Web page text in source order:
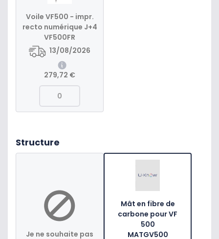
Voile VF500 - impr.
recto numérique J+4
VF500FR
13/08/2026
279,72 €
Structure
Je ne souhaite pas
Mât en fibre de
carbone pour VF
500
MATGV500